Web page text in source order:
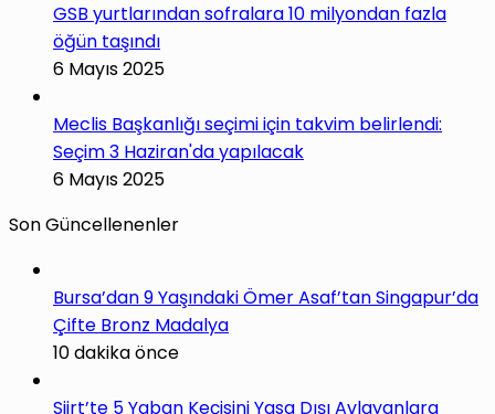
GSB yurtlarından sofralara 10 milyondan fazla
öğün taşındı
6 Mayıs 2025
Meclis Başkanlığı seçimi için takvim belirlendi:
Seçim 3 Haziran'da yapılacak
6 Mayıs 2025
Son Güncellenenler
Bursa’dan 9 Yaşındaki Ömer Asaf’tan Singapur’da
Çifte Bronz Madalya
10 dakika önce
Siirt’te 5 Yaban Keçisini Yasa Dışı Avlayanlara